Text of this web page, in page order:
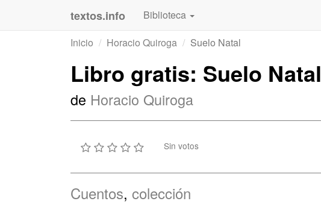
textos.info Biblioteca
Inicio
Horacio Quiroga Suelo Natal
Libro gratis: Suelo Natal
de Horacio Quiroga
Sin votos
Cuentos, colección